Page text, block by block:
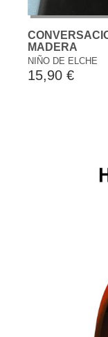
MADERA
NIÑO DE ELCHE
15,90 €